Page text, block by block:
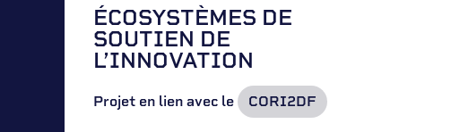
ÉCOSYSTÈMES DE
SOUTIEN DE
L’INNOVATION
Projet en lien avec le CORI2DF